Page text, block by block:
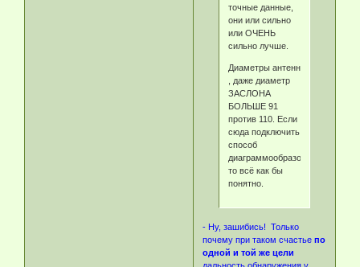
точные данные,
они или сильно
или ОЧЕНЬ
сильно лучше.
Диаметры антенн
, даже диаметр
ЗАСЛОНА
БОЛЬШЕ 91
против 110. Если
сюда подключить
способ
диаграммообразования
то всё как бы
понятно.
- Ну, зашибись! Только
почему при таком счастьепо
одной и той же цели